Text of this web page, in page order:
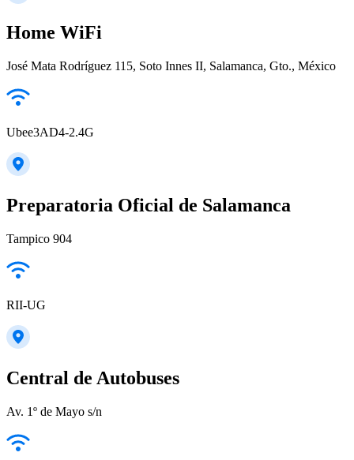
Home WiFi
José Mata Rodríguez 115, Soto Innes II, Salamanca, Gto., México
Ubee3AD4-2.4G
Preparatoria Oficial de Salamanca
Tampico 904
RII-UG
Central de Autobuses
Av. 1º de Mayo s/n